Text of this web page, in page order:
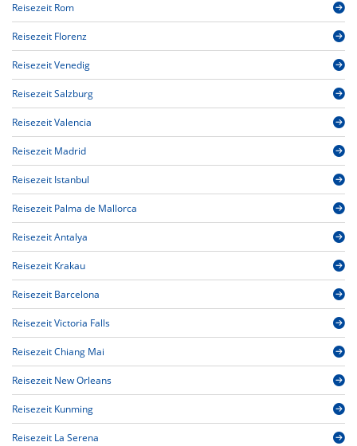
Reisezeit Rom
Reisezeit Florenz
Reisezeit Venedig
Reisezeit Salzburg
Reisezeit Valencia
Reisezeit Madrid
Reisezeit Istanbul
Reisezeit Palma de Mallorca
Reisezeit Antalya
Reisezeit Krakau
Reisezeit Barcelona
Reisezeit Victoria Falls
Reisezeit Chiang Mai
Reisezeit New Orleans
Reisezeit Kunming
Reisezeit La Serena